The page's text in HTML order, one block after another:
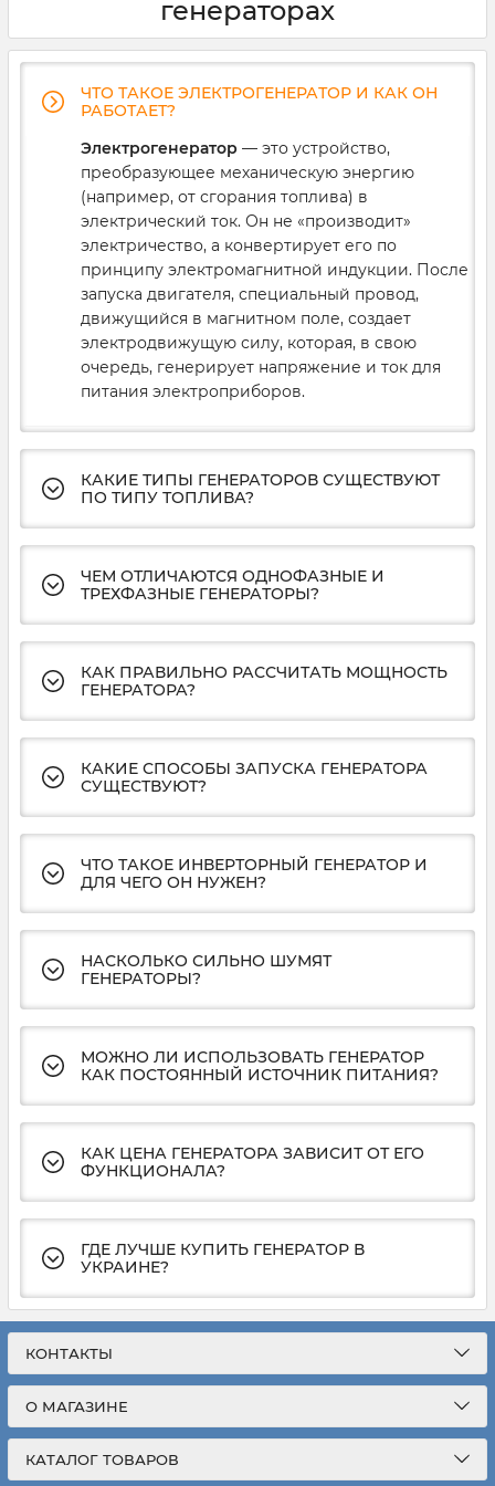
Рассказываем, каким должен быть генератор для
частного дома, небольшого магазина или кофейни.
генераторах
ЧТО ТАКОЕ ЭЛЕКТРОГЕНЕРАТОР И КАК ОН
РАБОТАЕТ?
Электрогенератор — это устройство,
преобразующее механическую энергию
(например, от сгорания топлива) в
электрический ток. Он не «производит»
электричество, а конвертирует его по
принципу электромагнитной индукции. После
запуска двигателя, специальный провод,
движущийся в магнитном поле, создает
электродвижущую силу, которая, в свою
очередь, генерирует напряжение и ток для
питания электроприборов.
КАКИЕ ТИПЫ ГЕНЕРАТОРОВ СУЩЕСТВУЮТ
ПО ТИПУ ТОПЛИВА?
ЧЕМ ОТЛИЧАЮТСЯ ОДНОФАЗНЫЕ И
ТРЕХФАЗНЫЕ ГЕНЕРАТОРЫ?
КАК ПРАВИЛЬНО РАССЧИТАТЬ МОЩНОСТЬ
ГЕНЕРАТОРА?
КАКИЕ СПОСОБЫ ЗАПУСКА ГЕНЕРАТОРА
СУЩЕСТВУЮТ?
ЧТО ТАКОЕ ИНВЕРТОРНЫЙ ГЕНЕРАТОР И
ДЛЯ ЧЕГО ОН НУЖЕН?
НАСКОЛЬКО СИЛЬНО ШУМЯТ
ГЕНЕРАТОРЫ?
МОЖНО ЛИ ИСПОЛЬЗОВАТЬ ГЕНЕРАТОР
КАК ПОСТОЯННЫЙ ИСТОЧНИК ПИТАНИЯ?
КАК ЦЕНА ГЕНЕРАТОРА ЗАВИСИТ ОТ ЕГО
ФУНКЦИОНАЛА?
ГДЕ ЛУЧШЕ КУПИТЬ ГЕНЕРАТОР В
УКРАИНЕ?
КОНТАКТЫ
О МАГАЗИНЕ
КАТАЛОГ ТОВАРОВ